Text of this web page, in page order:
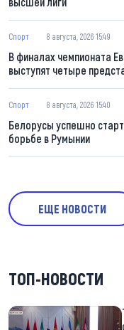
Спорт 8 августа, 2026 15:49
В финалах чемпионата
выступят четыре
Спорт 8 августа, 2026 15:40
Белорусы успешно
борьбе в Румынии
ЕЩЕ НОВОСТИ
ТОП-НОВОСТИ